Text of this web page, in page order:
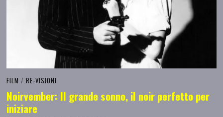
FILM / RE-VISIONI
Noirvember: Il grande sonno, il noir perfetto per
iniziare